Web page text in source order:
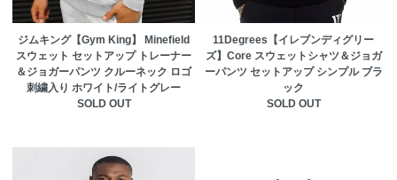
ジムキング【Gym King】 Minefield
スウェット セットアップ トレーナー
＆ジョガーパンツ クルーネック ロゴ
刺繍入り ホワイト/ライトグレー
SOLD OUT
11Degrees【イレブンディグリー
ズ】Core スウェットシャツ＆ジョガ
ーパンツ セットアップ シンプル ブラ
ック
SOLD OUT